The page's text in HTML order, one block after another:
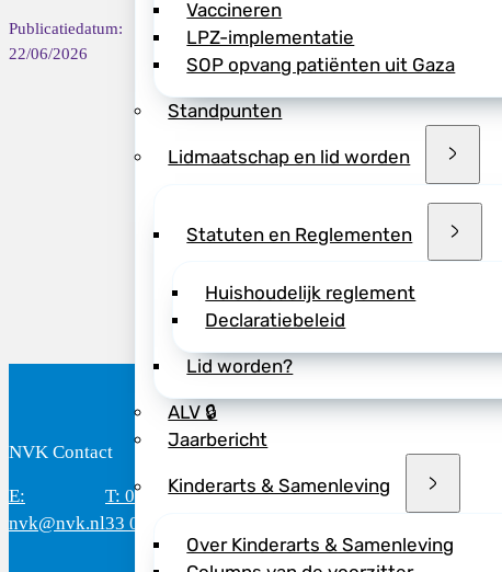
Vaccineren
LPZ-implementatie
SOP opvang patiënten uit Gaza
Standpunten
Lidmaatschap en lid worden
Statuten en Reglementen
Huishoudelijk reglement
Declaratiebeleid
Lid worden?
ALV 🔒
Jaarbericht
Kinderarts & Samenleving
Over Kinderarts & Samenleving
Publicatiedatum:
22/06/2026
effectief toe te
van scherpe
literatuur. Zo
onderbouwde
Het resultaat: meer
wetenschappelijke
het aantal plaatsen
>> Bekijk het
NVK Contact
E:
nvk@nvk.nl
T: 088 - 282
33 06
Bereikbaar: 8.30 - 17.00 uur